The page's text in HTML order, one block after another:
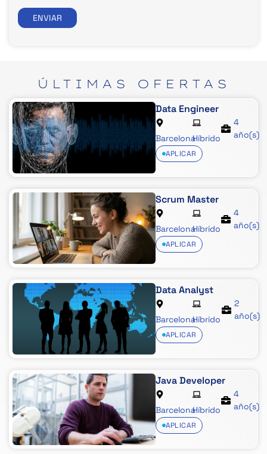
ENVIAR
ÚLTIMAS OFERTAS
Data Engineer
BarcelonaHíbrido
4
año(s)
APLICAR
Scrum Master
BarcelonaHíbrido
4
año(s)
APLICAR
Data Analyst
BarcelonaHíbrido
2
año(s)
APLICAR
Java Developer
BarcelonaHíbrido
4
año(s)
APLICAR